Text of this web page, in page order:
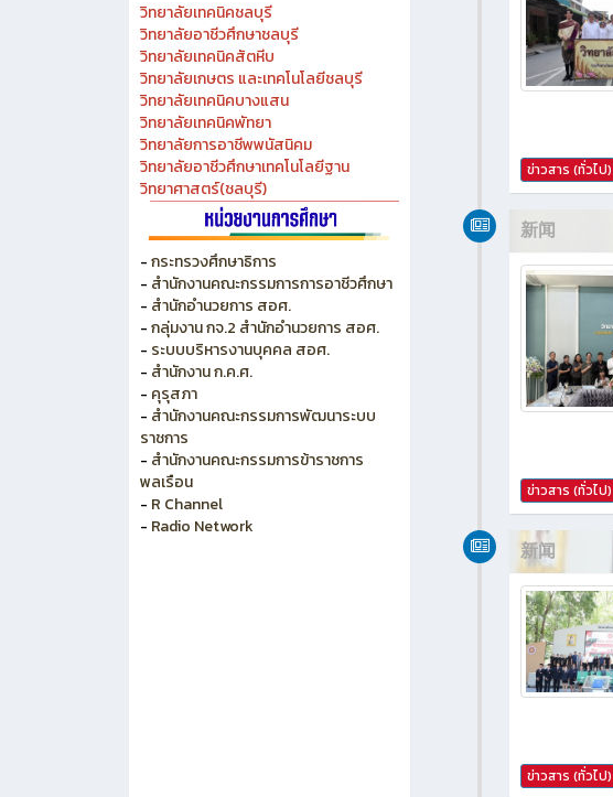
วิทยาลัยเทคนิคชลบุรี
วิทยาลัยอาชีวศึกษาชลบุรี
วิทยาลัยเทคนิคสัตหีบ
วิทยาลัยเกษตร และเทคโนโลยีชลบุรี
วิทยาลัยเทคนิคบางแสน
วิทยาลัยเทคนิคพัทยา
วิทยาลัยการอาชีพพนัสนิคม
วิทยาลัยอาชีวศึกษาเทคโนโลยีฐาน
วิทยาศาสตร์(ชลบุรี)
- กระทรวงศึกษาธิการ
- สำนักงานคณะกรรมการการอาชีวศึกษา
- สำนักอำนวยการ สอศ.
- กลุ่มงาน กจ.2 สำนักอำนวยการ สอศ.
-ระบบบริหารงานบุคคล สอศ.
- สำนักงาน ก.ค.ศ.
-คุรุสภา
- สำนักงานคณะกรรมการพัฒนาระบบ
ราชการ
新闻
ข่าวสาร (ทั่วไป)
ข่าวสาร (ทั่วไป)
新闻